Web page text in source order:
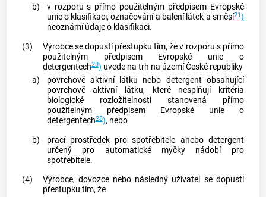
b)
v rozporu s přímo použitelným předpisem Evropské
unie o klasifikaci, označování a balení látek a směsí21)
neoznámí údaje o klasifikaci.
(3)
Výrobce se dopustí přestupku tím, že v rozporu s přímo
použitelným předpisem Evropské unie o
detergentech28) uvede na trh na území České republiky
a)
povrchově aktivní látku nebo detergent obsahující
povrchově aktivní látku, které nesplňují kritéria
biologické rozložitelnosti stanovená přímo
použitelným předpisem Evropské unie o
detergentech28), nebo
b)
prací prostředek prospotřebitele anebo detergent
určený pro automatické myčky nádobí pro
spotřebitele.
(4)
Výrobce, dovozce nebo následný uživatel se dopustí
přestupku tím, že